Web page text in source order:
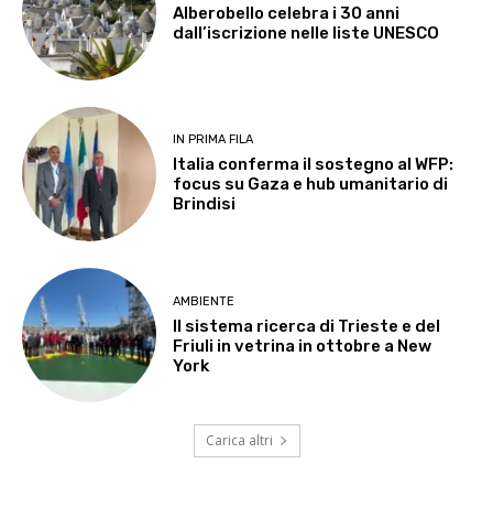
Alberobello celebra i 30 anni
dall’iscrizione nelle liste UNESCO
IN PRIMA FILA
Italia conferma il sostegno al WFP:
focus su Gaza e hub umanitario di
Brindisi
AMBIENTE
Il sistema ricerca di Trieste e del
Friuli in vetrina in ottobre a New
York
Carica altri